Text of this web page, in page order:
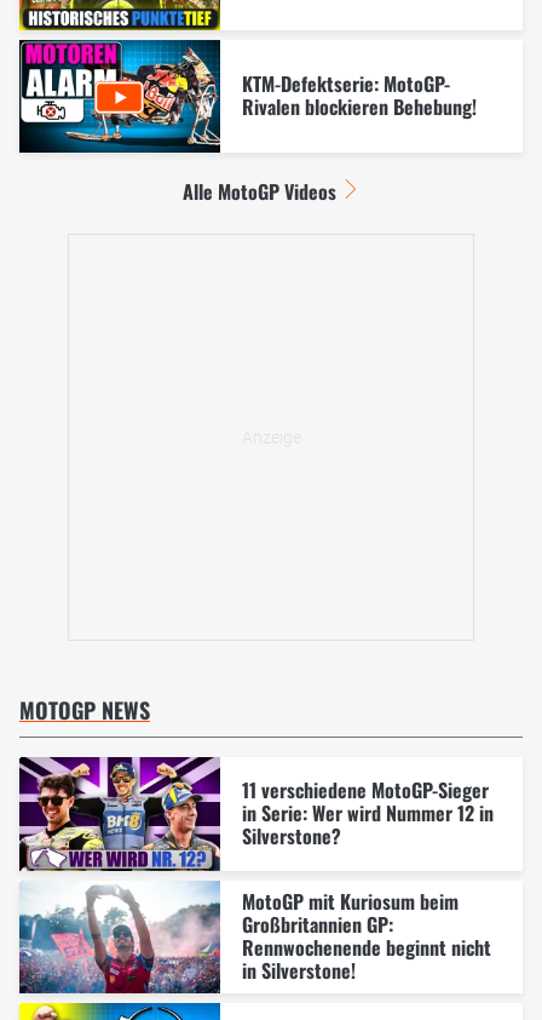
KTM-Defektserie: MotoGP-
Rivalen blockieren Behebung!
Alle MotoGP Videos
MOTOGP NEWS
11 verschiedene MotoGP-Sieger
in Serie: Wer wird Nummer 12 in
Silverstone?
MotoGP mit Kuriosum beim
Großbritannien GP:
Rennwochenende beginnt nicht
in Silverstone!